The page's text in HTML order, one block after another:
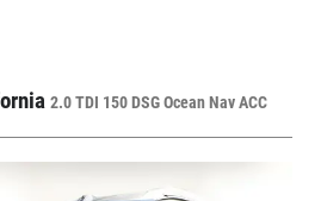
2.0 TDI 150 DSG Ocean Nav ACC